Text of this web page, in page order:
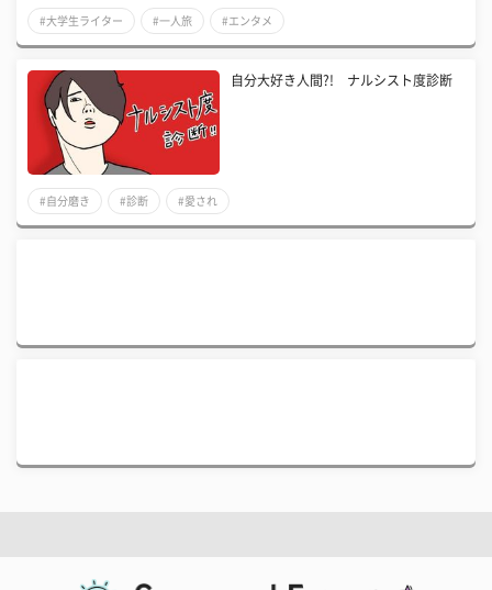
#大学生ライター #一人旅 #エンタメ
自分大好き人間?! ナルシスト度診断
#自分磨き #診断 #愛され